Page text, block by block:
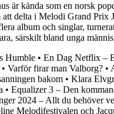
är kända som en norsk
att delta i Melodi Grand Prix
album och singlar,
särskilt bland unga
Humble • En Dag Netflix –
• Varför firar man Valborg? •
bakom • Klara
• Equalizer 3 – Den
2024 – Allt du behöver
Melodifestivalen och